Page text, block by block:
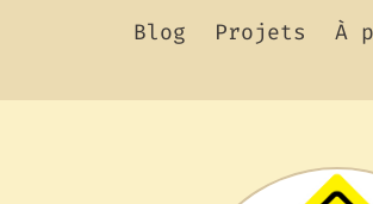
Blog Projets À